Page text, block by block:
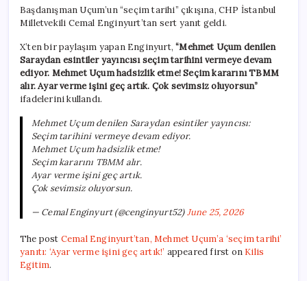
Başdanışman Uçum’un “seçim tarihi” çıkışına, CHP İstanbul
Milletvekili Cemal Enginyurt’tan sert yanıt geldi.
X’ten bir paylaşım yapan Enginyurt, “Mehmet Uçum denilen
Saraydan esintiler yayıncısı seçim tarihini vermeye devam
ediyor. Mehmet Uçum hadsizlik etme! Seçim kararını TBMM
alır. Ayar verme işini geç artık. Çok sevimsiz oluyorsun”
ifadelerini kullandı.
Mehmet Uçum denilen Saraydan esintiler yayıncısı:
Seçim tarihini vermeye devam ediyor.
Mehmet Uçum hadsizlik etme!
Seçim kararını TBMM alır.
Ayar verme işini geç artık.
Çok sevimsiz oluyorsun.
— Cemal Enginyurt (@cenginyurt52)June 25, 2026
The post Cemal Enginyurt’tan, Mehmet Uçum’a ‘seçim tarihi’
yanıtı: ‘Ayar verme işini geç artık!’ appeared first on Kilis
Egitim.